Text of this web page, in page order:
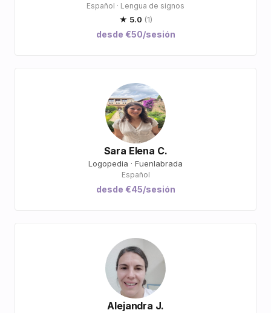
Español · Lengua de signos
★ 5.0 (1)
desde €50/sesión
Sara Elena C.
Logopedia · Fuenlabrada
Español
desde €45/sesión
Alejandra J.